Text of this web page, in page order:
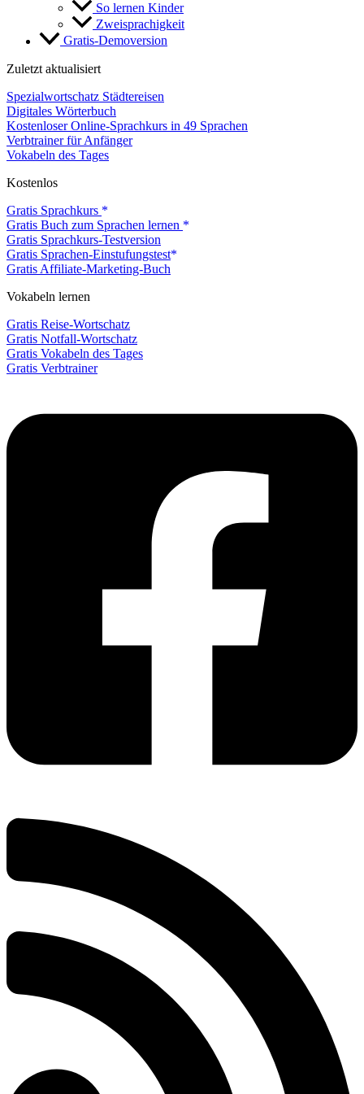
So lernen Kinder
Zweisprachigkeit
Gratis-Demoversion
Zuletzt aktualisiert
Spezialwortschatz Städtereisen
Digitales Wörterbuch
Kostenloser Online-Sprachkurs in 49 Sprachen
Verbtrainer für Anfänger
Vokabeln des Tages
Kostenlos
Gratis Sprachkurs
Gratis Buch zum Sprachen lernen
Gratis Sprachkurs-Testversion
Gratis Sprachen-Einstufungstest
Gratis Affiliate-Marketing-Buch
Vokabeln lernen
Gratis Reise-Wortschatz
Gratis Notfall-Wortschatz
Gratis Vokabeln des Tages
Gratis Verbtrainer